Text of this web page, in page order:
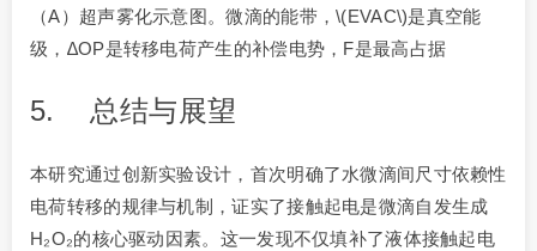
（A）超声雾化示意图。微滴的能带，\(EVAC\)是真空能
级，∆OP是转移电荷产生的补偿电势，F是最高占据
5. 总结与展望
本研究通过创新实验设计，首次明确了水微滴间尺寸依赖性
电荷转移的规律与机制，证实了接触起电是微滴自发生成
H₂O₂的核心驱动因素。这一发现不仅填补了液体接触起电